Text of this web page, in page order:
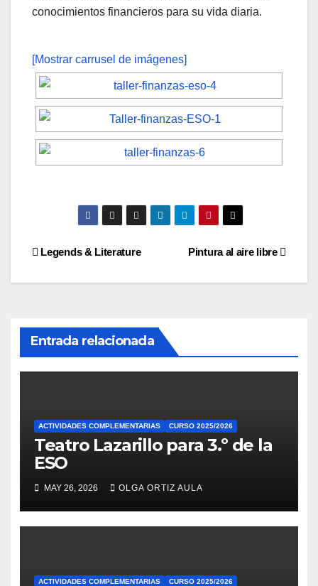
conocimientos financieros para su vida diaria.
[Mostrar carrusel de imágenes]
Navegación
de
Pintura al aire libre
Legends & Literature
Entrada relacionada
ACTIVIDADES COMPLEMENTARIAS CURSO 2025/2026
Teatro Lazarillo para 3.º de la
ESO
MAY 26, 2026 OLGA ORTIZ AULA
ACTIVIDADES COMPLEMENTARIAS CURSO 2025/2026